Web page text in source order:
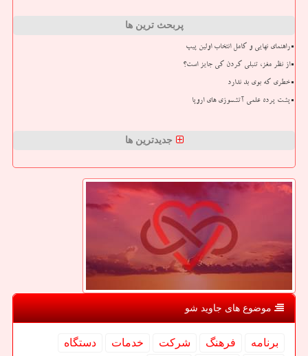
پربحث ترین ها
راهنمای نهایی و کامل انتخاب اولین پیپ
از نظر مغز، تنبلی کردن کی جایز است؟
خطری که بوی بد ندارد
پشت پرده علمی آتشسوزی های اروپا
جدیدترین ها
موضوع های جاوید شو
برنامه فرهنگ شركت خدمات
دستگاه